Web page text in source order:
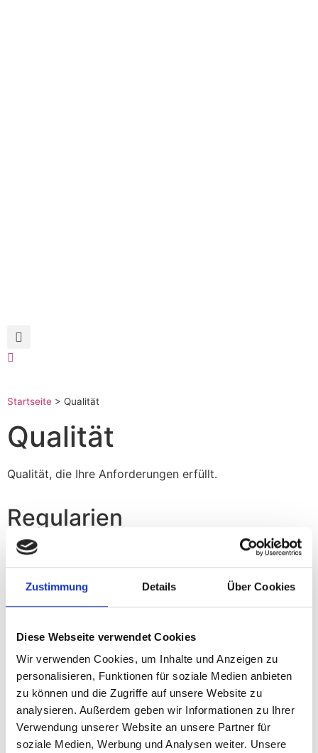
Zustimmung Details Über Cookies
Diese Webseite verwendet Cookies
Wir verwenden Cookies, um Inhalte und Anzeigen zu
personalisieren, Funktionen für soziale Medien anbieten
zu können und die Zugriffe auf unsere Website zu
analysieren. Außerdem geben wir Informationen zu Ihrer
Verwendung unserer Website an unsere Partner für
soziale Medien, Werbung und Analysen weiter. Unsere
Startseite > Qualität
Qualität
Qualität, die Ihre Anforderungen erfüllt.
Regularien
Wir verbinden die Ressourcen bundesweiter
Unternehmen mit lokalen Partnern. In Ihrem Markt
werden Sie mit vielen Vorschriften konfrontiert, die
ständig geändert werden und mitunter verwirrend sind.
und Verordnungen und unterstützen Sie bei der
Umsetzung.
Wir halten uns streng an alle internationalen Richtlinien.
Wir garantieren Qualität, die Ihre Anforderungen erfüllt.